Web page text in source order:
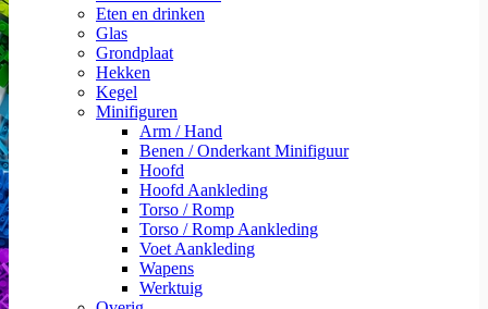
Eten en drinken
Glas
Grondplaat
Hekken
Kegel
Minifiguren
Arm / Hand
Benen / Onderkant Minifiguur
Hoofd
Hoofd Aankleding
Torso / Romp
Torso / Romp Aankleding
Voet Aankleding
Wapens
Werktuig